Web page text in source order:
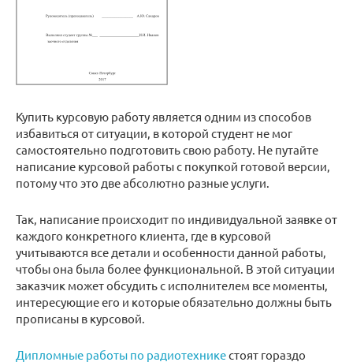
Купить курсовую работу является одним из способов
избавиться от ситуации, в которой студент не мог
самостоятельно подготовить свою работу. Не путайте
написание курсовой работы с покупкой готовой версии,
потому что это две абсолютно разные услуги.
Так, написание происходит по индивидуальной заявке от
каждого конкретного клиента, где в курсовой
учитываются все детали и особенности данной работы,
чтобы она была более функциональной. В этой ситуации
заказчик может обсудить с исполнителем все моменты,
интересующие его и которые обязательно должны быть
прописаны в курсовой.
Дипломные работы по радиотехникестоят гораздо